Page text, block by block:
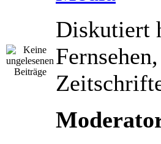
Diskutiert